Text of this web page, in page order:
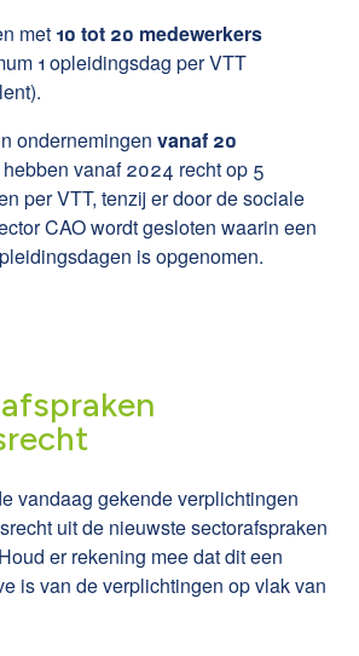
met 10 tot 20 medewerkers
1 opleidingsdag per VTT
ondernemingen vanaf 20
hebben vanaf 2024 recht op 5
per VTT, tenzij er door de sociale
CAO wordt gesloten waarin een
is opgenomen.
vandaag gekende verplichtingen
uit de nieuwste sectorafspraken
er rekening mee dat dit een
is van de verplichtingen op vlak van